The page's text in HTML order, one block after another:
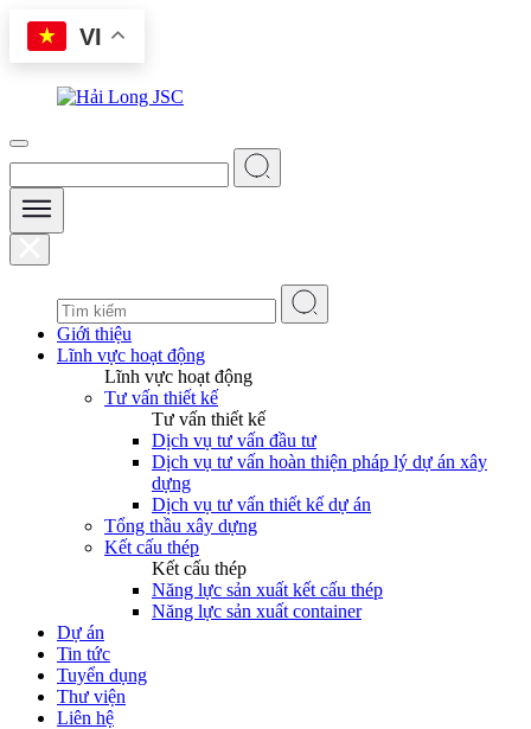
Skip
content
VI
Giới thiệu
Lĩnh vực hoạt động
Lĩnh vực hoạt động
Tư vấn thiết kế
Tư vấn thiết kế
Dịch vụ tư vấn đầu tư
Dịch vụ tư vấn hoàn thiện pháp lý dự án xây
dựng
Dịch vụ tư vấn thiết kế dự án
Tổng thầu xây dựng
Kết cấu thép
Kết cấu thép
Năng lực sản xuất kết cấu thép
Năng lực sản xuất container
Dự án
Tin tức
Tuyển dụng
Thư viện
Liên hệ